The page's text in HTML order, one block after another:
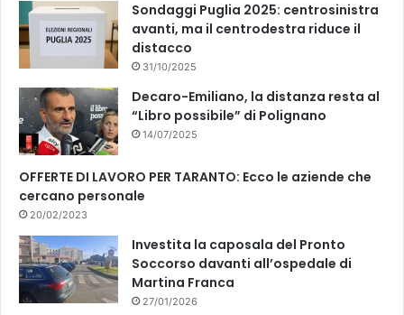
Sondaggi Puglia 2025: centrosinistra
avanti, ma il centrodestra riduce il
distacco
31/10/2025
Decaro-Emiliano, la distanza resta al
“Libro possibile” di Polignano
14/07/2025
OFFERTE DI LAVORO PER TARANTO: Ecco le aziende che
cercano personale
20/02/2023
Investita la caposala del Pronto
Soccorso davanti all’ospedale di
Martina Franca
27/01/2026